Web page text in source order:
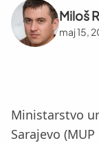
Miloš
maj 15,
Ministarstvo
Sarajevo